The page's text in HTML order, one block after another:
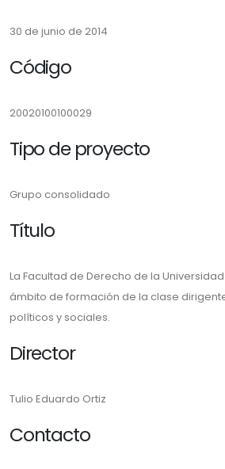
30 de junio de 2014
Código
20020100100029
Tipo de proyecto
Grupo consolidado
Título
La Facultad de Derecho de la
ámbito de formación de la clase
políticos y sociales.
Director
Tulio Eduardo Ortiz
Contacto